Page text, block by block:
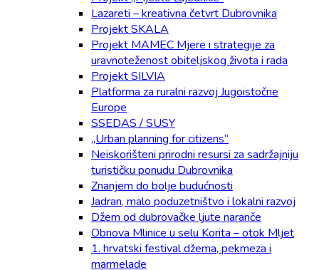
Lazareti – kreativna četvrt Dubrovnika
Projekt SKALA
Projekt MAMEC Mjere i strategije za
uravnoteženost obiteljskog života i rada
Projekt SILVIA
Platforma za ruralni razvoj Jugoistočne
Europe
SSEDAS / SUSY
„Urban planning for citizens“
Neiskorišteni prirodni resursi za sadržajniju
turističku ponudu Dubrovnika
Znanjem do bolje budućnosti
Jadran, malo poduzetništvo i lokalni razvoj
Džem od dubrovačke ljute naranče
Obnova Mlinice u selu Korita – otok Mljet
1. hrvatski festival džema, pekmeza i
marmelade